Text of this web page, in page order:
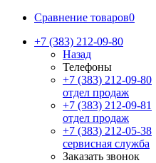
Сравнение товаров0
+7 (383) 212-09-80
Назад
Телефоны
+7 (383) 212-09-80
отдел продаж
+7 (383) 212-09-81
отдел продаж
+7 (383) 212-05-38
сервисная служба
Заказать звонок